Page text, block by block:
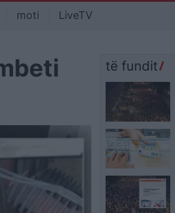
moti LiveTV
të fundit